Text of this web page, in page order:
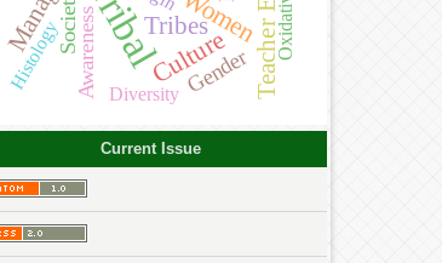
TribalTribesWomen
Culture
SocietyAwareness Gender
Histology
Diversity
Current Issue